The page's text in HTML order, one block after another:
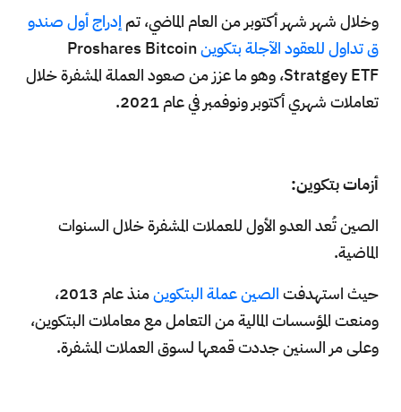
وخلال شهر شهر أكتوبر من العام الماضي، تم إدراج أول صندو
ق تداول للعقود الآجلة بتكوينProshares Bitcoin
Stratgey ETF، وهو ما عزز من صعود العملة المشفرة خلال
تعاملات شهري أكتوبر ونوفمبر في عام 2021.
أزمات بتكوين:
الصين تُعد العدو الأول للعملات المشفرة خلال السنوات
الماضية.
حيث استهدفتالصين عملة البتكوين
منذ عام 2013،
ومنعت المؤسسات المالية من التعامل مع معاملات البتكوين،
وعلى مر السنين جددت قمعها لسوق العملات المشفرة.